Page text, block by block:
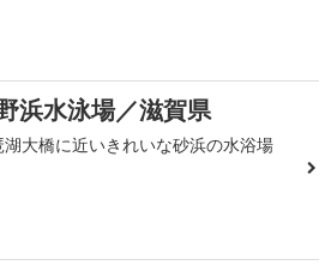
浜水泳場／滋賀県
湖大橋に近いきれいな砂浜の水浴場